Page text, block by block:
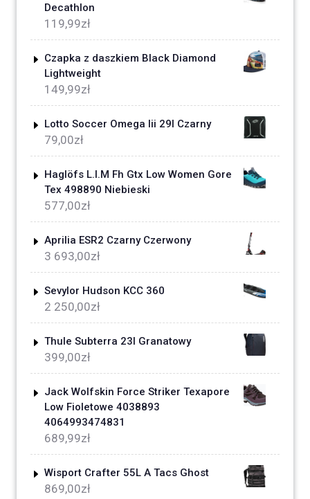
Decathlon
119,99zł
Czapka z daszkiem Black Diamond
Lightweight
149,99zł
Lotto Soccer Omega Iii 29l Czarny
79,00zł
Haglöfs L.I.M Fh Gtx Low Women Gore
Tex 498890 Niebieski
577,00zł
Aprilia ESR2 Czarny Czerwony
3 693,00zł
Sevylor Hudson KCC 360
2 250,00zł
Thule Subterra 23l Granatowy
399,00zł
Jack Wolfskin Force Striker Texapore
Low Fioletowe 4038893
4064993474831
689,99zł
Wisport Crafter 55L A Tacs Ghost
869,00zł